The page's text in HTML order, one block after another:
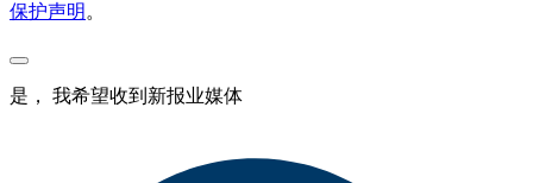
保护声明 。
是， 我希望收到新报业媒体